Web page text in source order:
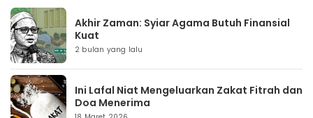
Akhir Zaman: Syiar Agama Butuh Finansial
Kuat
2 bulan yang lalu
Ini Lafal Niat Mengeluarkan Zakat Fitrah dan
Doa Menerima